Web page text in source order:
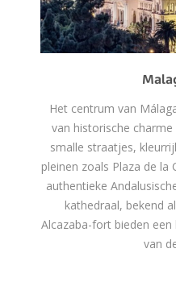
Het centrum van
van historische
smalle straatjes,
pleinen zoals Plaza de
authentieke
kathedraal, bekend
Alcazaba-fort bieden
van